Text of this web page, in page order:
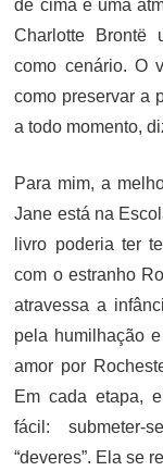
de cima e uma
Charlotte Brontë
como cenário. O
como preservar a
a todo momento,
Para mim, a
Jane está na
livro poderia ter
com o estranho
atravessa a
pela humilhação
amor por
Em cada etapa,
fácil:
“deveres”. Ela se